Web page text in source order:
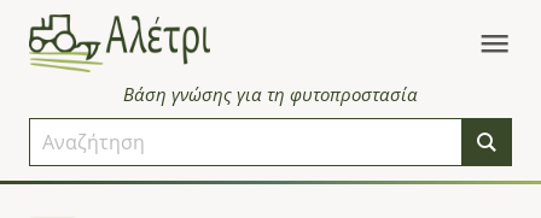
Βάση γνώσης για τη φυτοπροστασία